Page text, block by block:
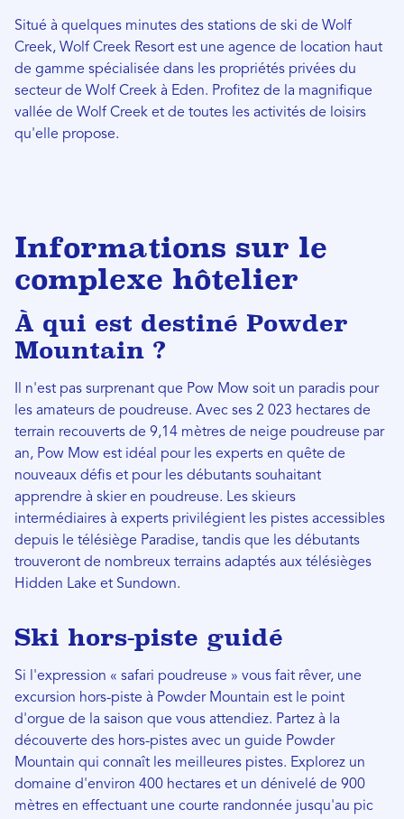
Situé à quelques minutes des stations de ski de Wolf
Creek, Wolf Creek Resort est une agence de location haut
de gamme spécialisée dans les propriétés privées du
secteur de Wolf Creek à Eden. Profitez de la magnifique
vallée de Wolf Creek et de toutes les activités de loisirs
qu'elle propose.
Informations sur le
complexe hôtelier
À qui est destiné Powder
Mountain ?
Il n'est pas surprenant que Pow Mow soit un paradis pour
les amateurs de poudreuse. Avec ses 2 023 hectares de
terrain recouverts de 9,14 mètres de neige poudreuse par
an, Pow Mow est idéal pour les experts en quête de
nouveaux défis et pour les débutants souhaitant
apprendre à skier en poudreuse. Les skieurs
intermédiaires à experts privilégient les pistes accessibles
depuis le télésiège Paradise, tandis que les débutants
trouveront de nombreux terrains adaptés aux télésièges
Hidden Lake et Sundown.
Ski hors-piste guidé
Si l'expression « safari poudreuse » vous fait rêver, une
excursion hors-piste à Powder Mountain est le point
d'orgue de la saison que vous attendiez. Partez à la
découverte des hors-pistes avec un guide Powder
Mountain qui connaît les meilleures pistes. Explorez un
domaine d'environ 400 hectares et un dénivelé de 900
mètres en effectuant une courte randonnée jusqu'au pic